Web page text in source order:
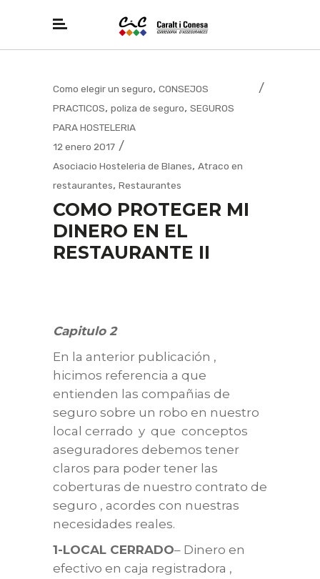
Como elegir un seguro, CONSEJOS
PRACTICOS, poliza de seguro, SEGUROS
PARA HOSTELERIA
12 enero 2017
Asociacio Hosteleria de Blanes, Atraco en
restaurantes, Restaurantes
COMO PROTEGER MI
DINERO EN EL
RESTAURANTE II
Capitulo 2
En la anterior publicación ,
hicimos referencia a que
entienden las compañias de
seguro sobre un robo en nuestro
local cerrado y que conceptos
aseguradores debemos tener
claros para poder tener las
coberturas de nuestro contrato de
seguro , acordes con nuestras
necesidades reales.
1-LOCAL CERRADO– Dinero en
efectivo en caja registradora ,